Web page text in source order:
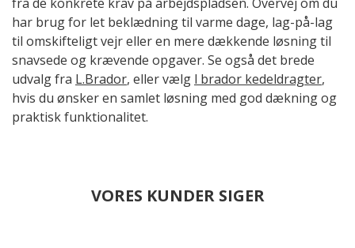
har brug for let beklædning til varme dage, lag-på-lag
til omskifteligt vejr eller en mere dækkende løsning til
snavsede og krævende opgaver. Se også det brede
udvalg fra L.Brador, eller vælg l brador kedeldragter,
hvis du ønsker en samlet løsning med god dækning og
praktisk funktionalitet.
VORES KUNDER SIGER